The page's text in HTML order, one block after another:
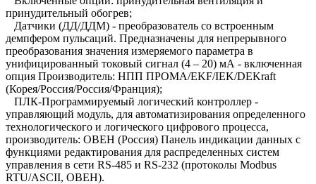
принудительный обогрев;
Датчики (ДД/ДДМ) - преобразователь со встроенным
демпфером пульсаций. Предназначены для непрерывного
преобразования значения измеряемого параметра в
унифицированный токовый сигнал (4 – 20) мА - включенная
опция Производитель: НПП ПРОМА/EKF/IEK/DEKraft
(Корея/Россия/Россия/Франция);
ПЛК-Программируемый логический контроллер -
управляющий модуль, для автоматизирования определенного
технологического и логического цифрового процесса,
производитель: ОВЕН (Россия) Панель индикации данных с
функциями редактирования для распределенных систем
управления в сети RS-485 и RS-232 (протоколы Modbus
RTU/ASCII, ОВЕН).